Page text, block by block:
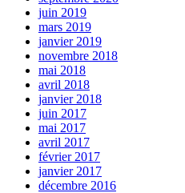
juin 2019
mars 2019
janvier 2019
novembre 2018
mai 2018
avril 2018
janvier 2018
juin 2017
mai 2017
avril 2017
février 2017
janvier 2017
décembre 2016